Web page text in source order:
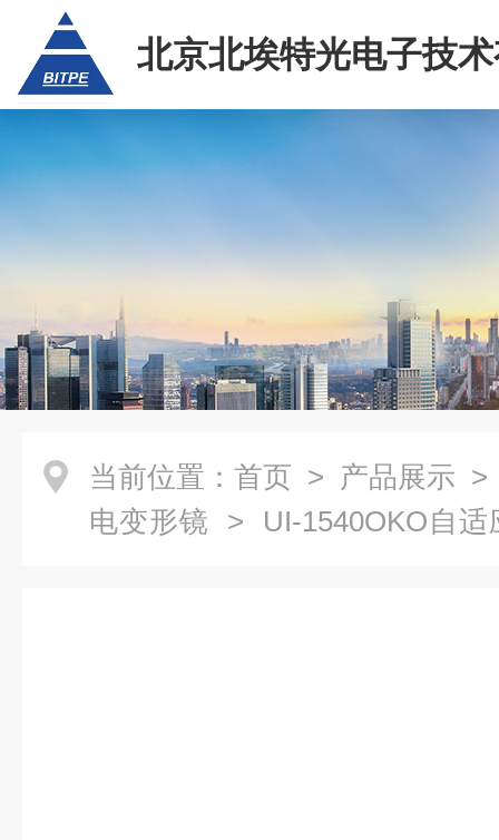
北京北埃特光电子技
任公司
当前位置： 首页 > 产品展示
电变形镜 > UI-1540OKO自